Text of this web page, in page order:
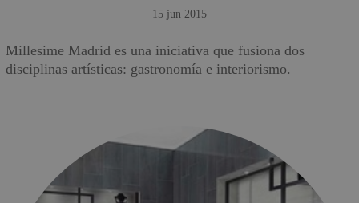
15 jun 2015
Millesime Madrid es una iniciativa que fusiona dos
disciplinas artísticas: gastronomía e interiorismo.